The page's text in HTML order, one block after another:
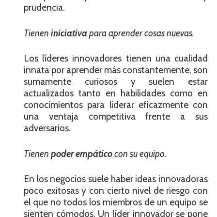
prudencia.
Tienen iniciativapara aprender cosas nuevas.
Los líderes innovadores tienen una cualidad
innata por aprender más constantemente, son
sumamente curiosos y suelen estar
actualizados tanto en habilidades como en
conocimientos para liderar eficazmente con
una ventaja competitiva frente a sus
adversarios.
Tienen poder empáticocon su equipo.
En los negocios suele haber ideas innovadoras
poco exitosas y con cierto nivel de riesgo con
el que no todos los miembros de un equipo se
sienten cómodos. Un líder innovador se pone